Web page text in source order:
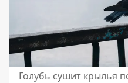
Голубь сушит крылья